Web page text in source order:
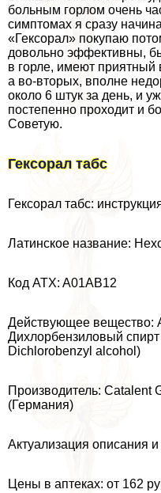
больным горлом очень
симптомах я сразу
«Гексорал» покупаю
довольно эффективны,
в горле, имеют приятный
а во-вторых, вполне
около 6 штук за день, и
постепенно проходит и
Советую.
Гексорал табс
Гексорал табс:
Латинское название:
Код ATX: A01AB12
Действующее вещество:
Дихлорбензиловый
Dichlorobenzyl alcohol)
Производитель: Catalent
(Германия)
Актуализация описания
Цены в аптеках: от 162